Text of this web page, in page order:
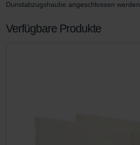
Dunstabzugshaube angeschlossen werden.
Verfügbare Produkte